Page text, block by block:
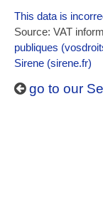
This data is
Source: VAT
publiques
Sirene (sirene.fr)
go to our